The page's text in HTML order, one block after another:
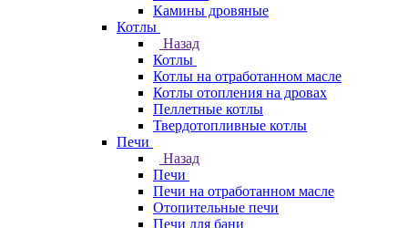
Камины дровяные
Котлы
Назад
Котлы
Котлы на отработанном масле
Котлы отопления на дровах
Пеллетные котлы
Твердотопливные котлы
Печи
Назад
Печи
Печи на отработанном масле
Отопительные печи
Печи для бани